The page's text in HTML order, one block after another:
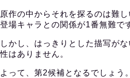
原作の中からそれを探るのは難
登場キャラとの関係が1番無難で
しかし、はっきりとした描写が
性はありません。
よって、第2候補となるでしょう。